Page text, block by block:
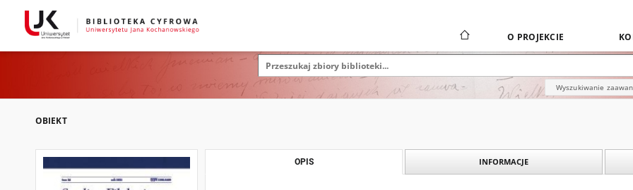
O PROJEKCIE
Wyszukiwanie
OBIEKT
OPIS INFORMACJE